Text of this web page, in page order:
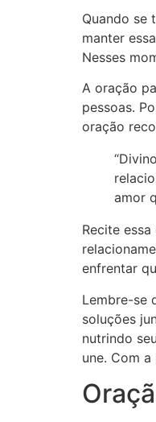
Quando se
manter
Nesses
A oração
pessoas.
oração
amor
Recite
enfrentar
Lembre-se
soluções
nutrindo
une. Com